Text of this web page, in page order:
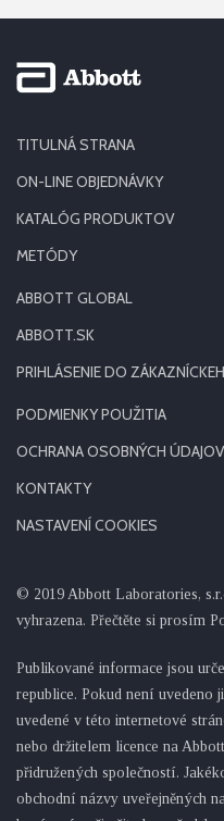
TITULNÁ STRANA
ON-LINE OBJEDNÁVKY
KATALÓG PRODUKTOV
METÓDY
ABBOTT GLOBAL
ABBOTT.SK
PRIHLÁSENIE DO
PODMIENKY POUŽITIA
OCHRANA OSOBNÝCH ÚDAJOV
KONTAKTY
NASTAVENÍ COOKIES
© 2019 Abbott Laboratories,
vyhrazena. Přečtěte si prosím
Publikované informace jsou
republice. Pokud není uvedeno
uvedené v této internetové
nebo držitelem licence na
přidružených společností.
obchodní názvy uveřejněných